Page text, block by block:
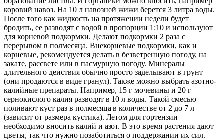
коровий навоз. На 10 л навозной жижи берется 3 литра воды.
После того как жидкость на протяжении недели будет
бродить, ее разводят с водой в пропорции 1:10 и используют
для корневой подкормки. Делают подкормки 2 раза с
перерывом в полмесяца. Внекорневые подкормки, как и
корневые, рекомендуется делать в безветренную погоду, на
закате, рассвете или в пасмурную погоду. Минералы
длительного действия обычно просто заделывают в грунт
(они продаются в виде гранул). Также можно выбрать азотно-
калийные препараты. Например, 15 г мочевины и 20 г
сернокислого калия разводят в 10 л воды. Такой смесью
поливают куст раз в полмесяца в количестве от 2 до 7 л
(зависит от размера кустика). Летом для гортензии
необходимо вносить калий и азот. В это время растения дают
цветы, так что нужно позаботиться о поддержании их сил.